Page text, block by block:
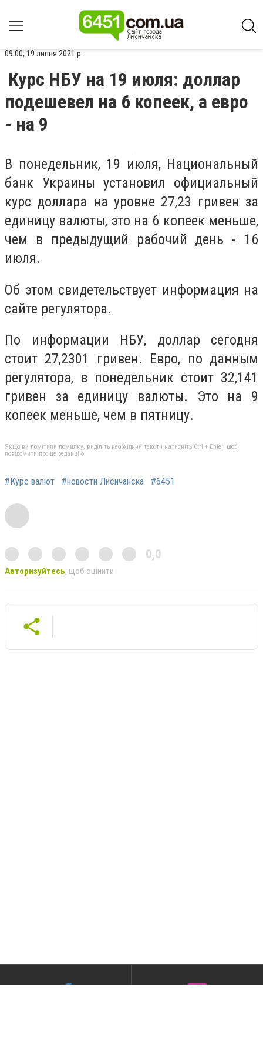
09:00, 19 липня 2021 р.
Курс НБУ на 19 июля: доллар
подешевел на 6 копеек, а евро
- на 9
В понедельник, 19 июля, Национальный
банк Украины установил официальный
курс доллара на уровне 27,23 гривен за
единицу валюты, это на 6 копеек меньше,
чем в предыдущий рабочий день - 16
июля.
Об этом свидетельствует информация на
сайте регулятора.
По информации НБУ, доллар сегодня
стоит 27,2301 гривен. Евро, по данным
регулятора, в понедельник стоит 32,141
гривен за единицу валюты. Это на 9
копеек меньше, чем в пятницу.
Якщо ви помітили помилку, виділіть необхідний текст і натисніть Ctrl + Enter, щоб
повідомити про це редакцію
#Курс валют #новости Лисичанска #6451
0,0
Авторизуйтесь, щоб оцінити